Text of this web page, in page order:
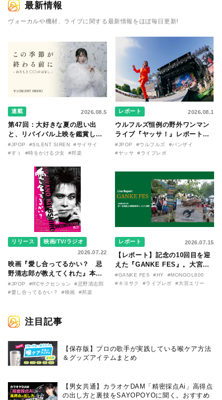
最新情報
ヴォーカルや機材、ライブに関する最新情報をほぼ毎日更新!
連載 2026.08.5
第47回：大好きな夏の思い出
と、リバイバル上映を鑑賞した
『時をかける少女』のおはなし
〜SILENT SIREN・すぅ『この
〇のはなし〜』
#JPOP #SILENT SIREN
#サイサイ
#すぅ
#時をかける少女 #邦楽
レポート 2026.08.1
ウルフルズ恒例の野外ワンマン
ライブ『ヤッサ！』レポート！
リリースから30年を迎えたアル
バム『バンザイ』完全再現に、
た日。
#JPOP #ウルフルズ
#バンザイ
#ヤッサ
#ライブレポ
リリース
映画/TV/ラジオ
2026.07.22
映画『愛し合ってるかい？ 忌
野清志郎が教えてくれた』本予
告映像とキービジュアルがつい
に解禁！ キヨシロー関連商品も
#JPOP #RCサクセション
#忌野清志郎
#愛し合ってるかい？
#映画 #邦楽
レポート 2026.07.15
【レポート】記念の10回目を迎
えた『GANKE FES』。大宮エ
リー作『アイヌの神々の崖』を
前に、キヨサク
#GANKE FES #HY
#MONGOL800
#キヨサク
#ライブレポ #大宮エリー
注目記事
【保存版】プロの歌手が実践している喉ケア⽅法
＆グッズアイテムまとめ
【男女共通】カラオケDAM「精密採点Ai」高得点
の出し方と裏技をSAYOPOYOに聞く。おすすめ